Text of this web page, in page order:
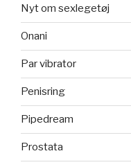
Nyt om sexlegetøj
Onani
Par vibrator
Penisring
Pipedream
Prostata